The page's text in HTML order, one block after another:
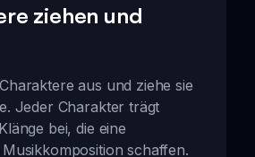
ziehen und
aus und ziehe sie
Jeder Charakter trägt
bei, die eine
schaffen.